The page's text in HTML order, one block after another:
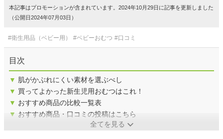
本記事はプロモーションが含まれています。2024年10月29日に記事を更新しました
（公開日2024年07月03日）
#衛生用品（ベビー用） #ベビーおむつ #口コミ
目次
▼ 肌がかぶれにくい素材を選ぶべし
▼ 買ってよかった新生児用おむつはこれ！
▼ おすすめ商品の比較一覧表
▼ おすすめ商品・口コミの投稿はこちら
全てを見る